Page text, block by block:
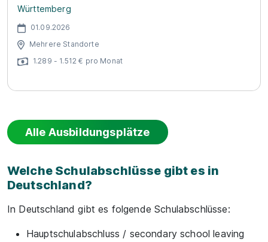
Württemberg
01.09.2026
Mehrere Standorte
1.289 - 1.512 € pro Monat
Alle Ausbildungsplätze
Welche Schulabschlüsse gibt es in
Deutschland?
In Deutschland gibt es folgende Schulabschlüsse:
Hauptschulabschluss / secondary school leaving